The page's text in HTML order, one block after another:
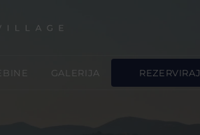
GALERIJA REZERVIRAJ